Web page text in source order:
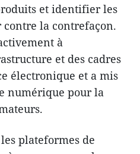
et identifier les
la contrefaçon.
à
et des cadres
électronique et a mis
numérique pour la
plateformes de